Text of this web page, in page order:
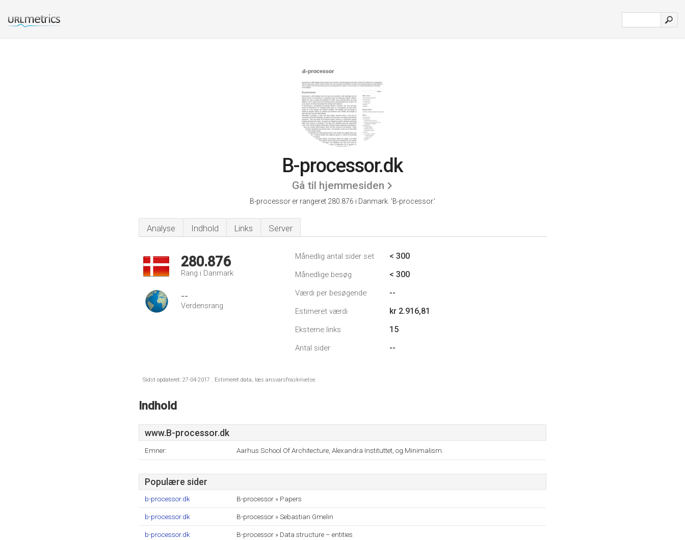
B-processor.dk
Gå til hjemmesiden
B-processor er rangeret 280.876 i Danmark. 'B-processor.'
Analyse Indhold Links Server
280.876
Rang i Danmark
--
Verdensrang
Månedlig antal sider set < 300
Månedlige besøg < 300
Værdi per besøgende --
Estimeret værdi kr 2.916,81
Eksterne links 15
Antal sider --
Sidst opdateret: 27-04-2017 . Estimeret data, læs ansvarsfraskrivelse.
Indhold
www.B-processor.dk
Emner: Aarhus School Of Architecture, Alexandra Instituttet, og Minimalism.
Populære sider
b-processor.dk B-processor » Papers
b-processor.dk B-processor » Sebastian Gmelin
b-processor.dk B-processor » Data structure – entities